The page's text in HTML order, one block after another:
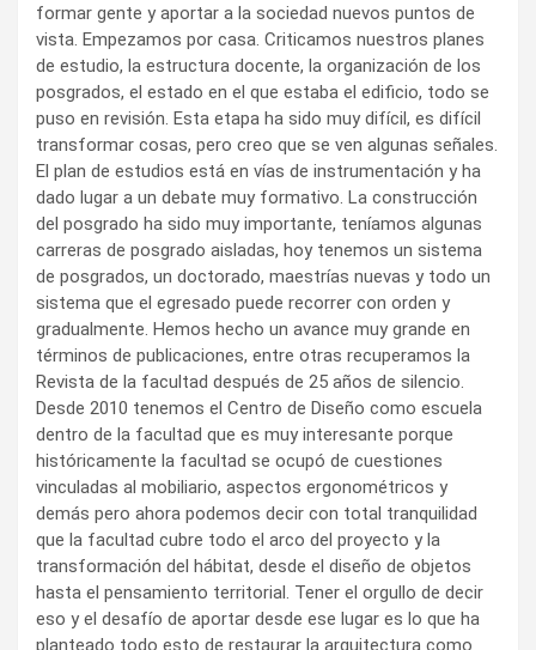
formar gente y aportar a la sociedad nuevos puntos de
vista. Empezamos por casa. Criticamos nuestros planes
de estudio, la estructura docente, la organización de los
posgrados, el estado en el que estaba el edificio, todo se
puso en revisión. Esta etapa ha sido muy difícil, es difícil
transformar cosas, pero creo que se ven algunas señales.
El plan de estudios está en vías de instrumentación y ha
dado lugar a un debate muy formativo. La construcción
del posgrado ha sido muy importante, teníamos algunas
carreras de posgrado aisladas, hoy tenemos un sistema
de posgrados, un doctorado, maestrías nuevas y todo un
sistema que el egresado puede recorrer con orden y
gradualmente. Hemos hecho un avance muy grande en
términos de publicaciones, entre otras recuperamos la
Revista de la facultad después de 25 años de silencio.
Desde 2010 tenemos el Centro de Diseño como escuela
dentro de la facultad que es muy interesante porque
históricamente la facultad se ocupó de cuestiones
vinculadas al mobiliario, aspectos ergonométricos y
demás pero ahora podemos decir con total tranquilidad
que la facultad cubre todo el arco del proyecto y la
transformación del hábitat, desde el diseño de objetos
hasta el pensamiento territorial. Tener el orgullo de decir
eso y el desafío de aportar desde ese lugar es lo que ha
planteado todo esto de restaurar la arquitectura como